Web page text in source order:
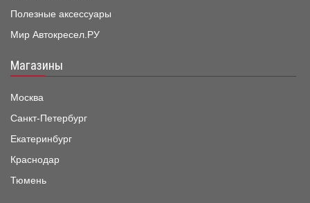
Полезные аксессуары
Мир Автокресел.РУ
Магазины
Москва
Санкт-Петербург
Екатеринбург
Краснодар
Тюмень